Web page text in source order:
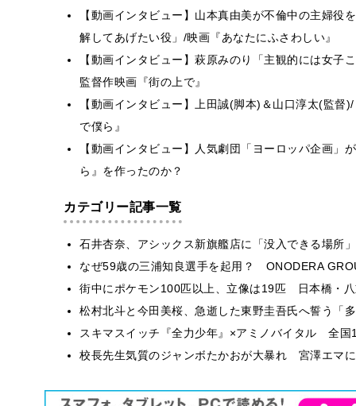
【動画インタビュー】山本真由美が不倫中の主婦役
解してあげたい役」/映画『あなたにふさわしい』
【動画インタビュー】萩原みのり「主観的には女
監督作映画『街の上で』
【動画インタビュー】上田誠(脚本)＆山口淳太(監
で僕ら』
【動画インタビュー】人気劇団「ヨーロッパ企画」
ら』を作ったのか？
カテゴリー記事一覧
石井杏奈、アシックス新旗艦店に「没入できる場所
なぜ59歳の三浦知良選手を起用？ ONODERA
街中にポケモン100匹以上、立像は19匹 日本橋・
松村北斗と今田美桜、急逝した東野圭吾氏へ誓う「
スキマスイッチ『全力少年』×アミノバイタル 全国
校長先生気質のジャンボたかおが大暴れ 宮澤エマ